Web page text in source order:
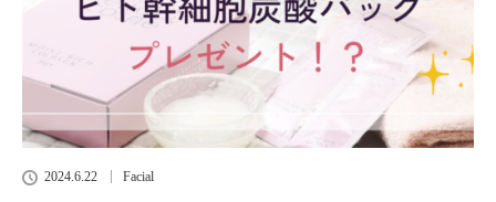
2024.6.22 Facial